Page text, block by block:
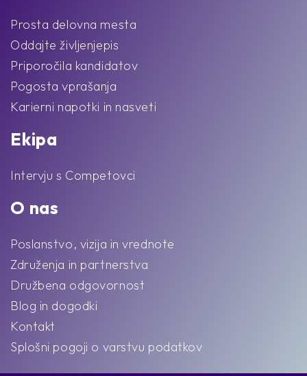
Prosta delovna mesta
Oddajte življenjepis
Priporočila kandidatov
Pogosta vprašanja
Karierni napotki in nasveti
Ekipa
Intervju s Competovci
O nas
Poslanstvo, vizija in vrednote
Združenja in partnerstva
Družbena odgovornost
Blog in dogodki
Kontakt
Splošni pogoji o varstvu podatkov